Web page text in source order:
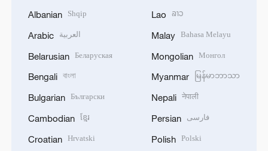
Albanian Shqip
Arabic العربية
Belarusian Беларуская
Bengali বাংলা
Bulgarian Български
Cambodian ខ្មែរ
Croatian Hrvatski
Lao ລາວ
Malay Bahasa Melayu
Mongolian Монгол
Myanmar မြန်မာဘာသာ
Nepali नेपाली
Persian فارسی
Polish Polski